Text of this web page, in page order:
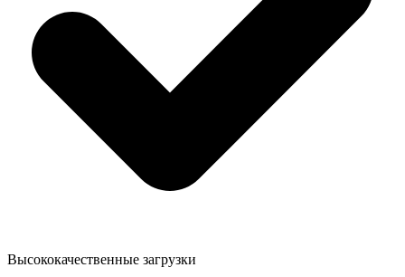
Высококачественные загрузки